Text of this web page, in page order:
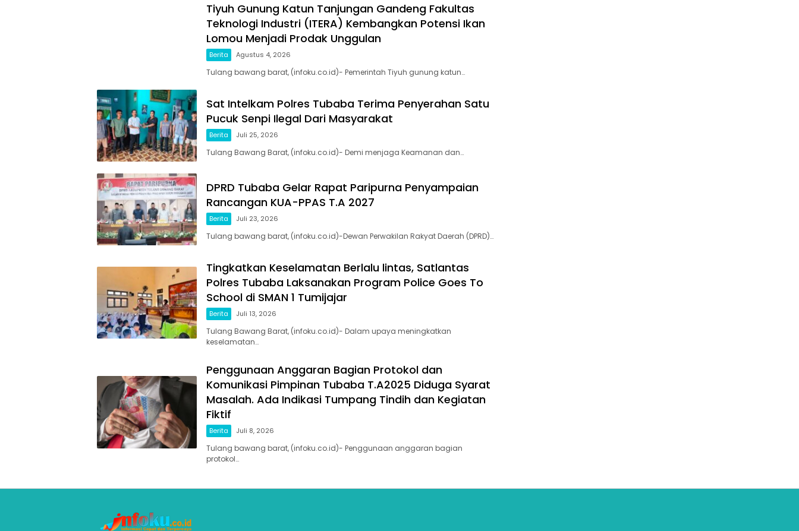
Tiyuh Gunung Katun Tanjungan Gandeng Fakultas
Teknologi Industri (ITERA) Kembangkan Potensi Ikan
Lomou Menjadi Prodak Unggulan
Berita Agustus 4, 2026
Tulang bawang barat, (infoku.co.id)- Pemerintah Tiyuh gunung katun…
Sat Intelkam Polres Tubaba Terima Penyerahan Satu
Pucuk Senpi Ilegal Dari Masyarakat
Berita Juli 25, 2026
Tulang Bawang Barat, (infoku.co.id)- Demi menjaga Keamanan dan…
DPRD Tubaba Gelar Rapat Paripurna Penyampaian
Rancangan KUA-PPAS T.A 2027
Berita Juli 23, 2026
Tulang bawang barat, (infoku.co.id)-Dewan Perwakilan Rakyat Daerah (DPRD)…
Tingkatkan Keselamatan Berlalu lintas, Satlantas
Polres Tubaba Laksanakan Program Police Goes To
School di SMAN 1 Tumijajar
Berita Juli 13, 2026
Tulang Bawang Barat, (infoku.co.id)- Dalam upaya meningkatkan
keselamatan…
Penggunaan Anggaran Bagian Protokol dan
Komunikasi Pimpinan Tubaba T.A2025 Diduga Syarat
Masalah. Ada Indikasi Tumpang Tindih dan Kegiatan
Fiktif
Berita Juli 8, 2026
Tulang bawang barat, (infoku.co.id)- Penggunaan anggaran bagian
protokol…